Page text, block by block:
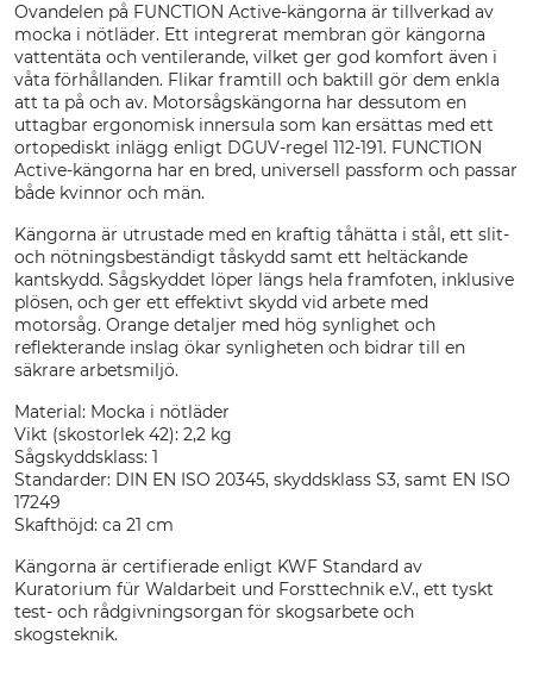
Ovandelen på FUNCTION Active-kängorna är tillverkad av
mocka i nötläder. Ett integrerat membran gör kängorna
vattentäta och ventilerande, vilket ger god komfort även i
våta förhållanden. Flikar framtill och baktill gör dem enkla
att ta på och av. Motorsågskängorna har dessutom en
uttagbar ergonomisk innersula som kan ersättas med ett
ortopediskt inlägg enligt DGUV-regel 112-191. FUNCTION
Active-kängorna har en bred, universell passform och passar
både kvinnor och män.
Kängorna är utrustade med en kraftig tåhätta i stål, ett slit-
och nötningsbeständigt tåskydd samt ett heltäckande
kantskydd. Sågskyddet löper längs hela framfoten, inklusive
plösen, och ger ett effektivt skydd vid arbete med
motorsåg. Orange detaljer med hög synlighet och
reflekterande inslag ökar synligheten och bidrar till en
säkrare arbetsmiljö.
Material: Mocka i nötläder
Vikt (skostorlek 42): 2,2 kg
Sågskyddsklass: 1
Standarder: DIN EN ISO 20345, skyddsklass S3, samt EN ISO
17249
Skafthöjd: ca 21 cm
Kängorna är certifierade enligt KWF Standard av
Kuratorium für Waldarbeit und Forsttechnik e.V., ett tyskt
test- och rådgivningsorgan för skogsarbete och
skogsteknik.